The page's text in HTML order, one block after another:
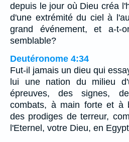
depuis le jour où Dieu créa
d'une extrémité du ciel à
grand événement, et a-t-
semblable?
Deutéronome 4:34
Fut-il jamais un dieu qui
lui une nation du milieu
épreuves, des signes,
combats, à main forte et à
des prodiges de terreur,
l'Eternel, votre Dieu, en